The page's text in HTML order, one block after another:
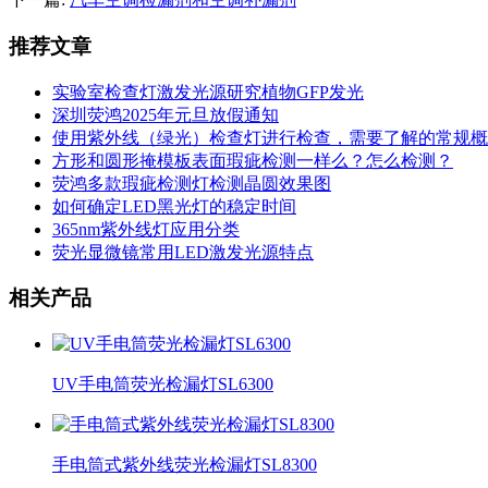
推荐文章
实验室检查灯激发光源研究植物GFP发光
深圳荧鸿2025年元旦放假通知
使用紫外线（绿光）检查灯进行检查，需要了解的常规
方形和圆形掩模板表面瑕疵检测一样么？怎么检测？
荧鸿多款瑕疵检测灯检测晶圆效果图
如何确定LED黑光灯的稳定时间
365nm紫外线灯应用分类
荧光显微镜常用LED激发光源特点
相关产品
UV手电筒荧光检漏灯SL6300
手电筒式紫外线荧光检漏灯SL8300